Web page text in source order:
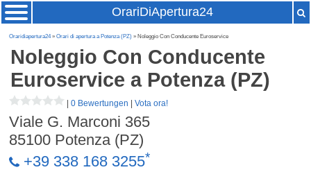
OrariDiApertura24
Oraridiapertura24»Orari di apertura a Potenza (PZ) » Noleggio Con Conducente Euroservice
Noleggio Con Conducente
Euroservice a Potenza (PZ)
|0 Bewertungen |Vota ora!
Viale G. Marconi 365
85100 Potenza (PZ)
+39 338 168 3255*